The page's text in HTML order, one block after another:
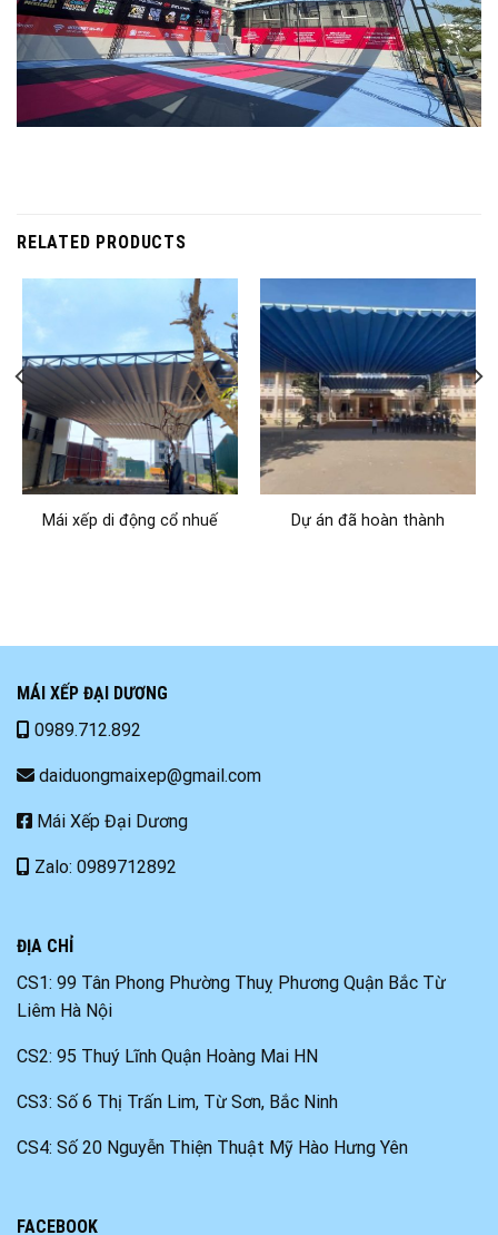
RELATED PRODUCTS
Mái xếp di động cổ nhuế Dự án đã hoàn thành
MÁI XẾP ĐẠI DƯƠNG
0989.712.892
daiduongmaixep@gmail.com
Mái Xếp Đại Dương
Zalo: 0989712892
ĐỊA CHỈ
CS1: 99 Tân Phong Phường Thuỵ Phương Quận Bắc Từ
Liêm Hà Nội
CS2: 95 Thuý Lĩnh Quận Hoàng Mai HN
CS3: Số 6 Thị Trấn Lim, Từ Sơn, Bắc Ninh
CS4: Số 20 Nguyễn Thiện Thuật Mỹ Hào Hưng Yên
FACEBOOK